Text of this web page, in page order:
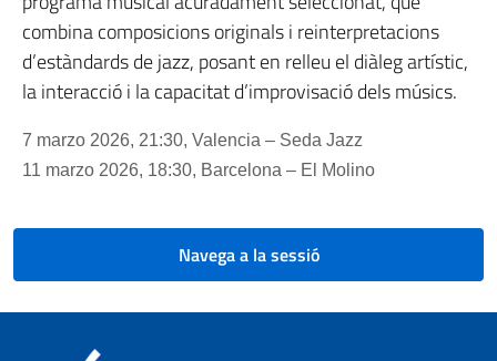
combina composicions originals i reinterpretacions
d’estàndards de jazz, posant en relleu el diàleg artístic,
la interacció i la capacitat d’improvisació dels músics.
7 marzo 2026, 21:30, Valencia – Seda Jazz
11 marzo 2026, 18:30, Barcelona – El Molino
Navega a la sessió